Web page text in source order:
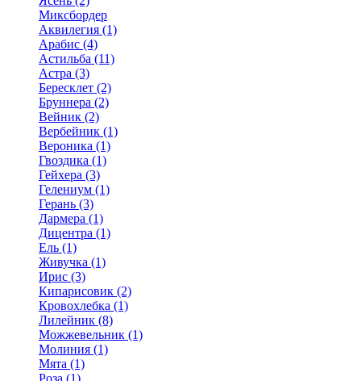
Миксбордер
Аквилегия (1)
Арабис (4)
Астильба (11)
Астра (3)
Бересклет (2)
Бруннера (2)
Вейник (2)
Вербейник (1)
Вероника (1)
Гвоздика (1)
Гейхера (3)
Гелениум (1)
Герань (3)
Дармера (1)
Дицентра (1)
Ель (1)
Живучка (1)
Ирис (3)
Кипарисовик (2)
Кровохлебка (1)
Лилейник (8)
Можжевельник (1)
Молиния (1)
Мята (1)
Роза (1)